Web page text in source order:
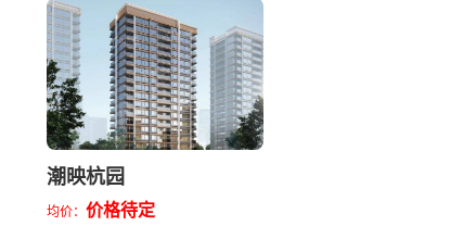
潮映杭园
均价： 价格待定